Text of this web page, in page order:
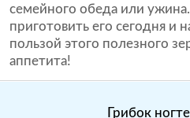
семейного обеда или
приготовить его сегодня и
пользой этого полезного
аппетита!
Грибок